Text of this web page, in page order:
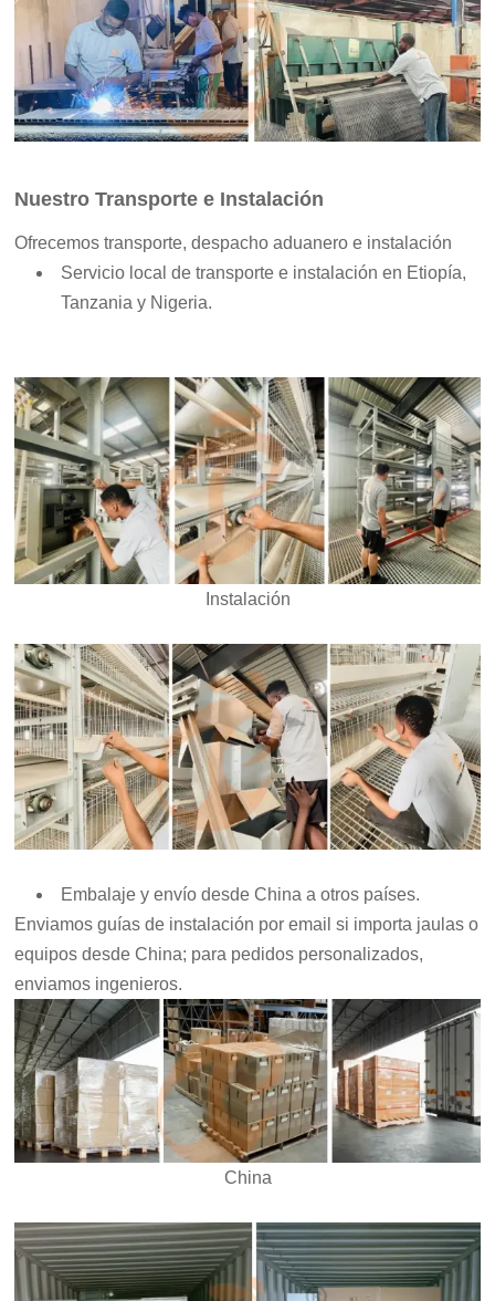
Nuestro Transporte e Instalación
Ofrecemos transporte, despacho aduanero e instalación
Servicio local de transporte e instalación en Etiopía,
Tanzania y Nigeria.
Instalación
Embalaje y envío desde China a otros países.
Enviamos guías de instalación por email si importa jaulas o
equipos desde China; para pedidos personalizados,
enviamos ingenieros.
China